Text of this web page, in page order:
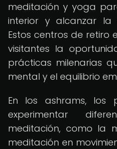
meditación y yoga
interior y alcanzar la
Estos centros de retiro
visitantes la
prácticas milenarias
mental y el equilibrio
En los ashrams, los
experimentar
meditación, como la
meditación en